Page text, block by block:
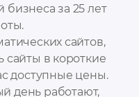
за 25 лет
сайтов,
сайты в короткие
доступные цены.
день работают,